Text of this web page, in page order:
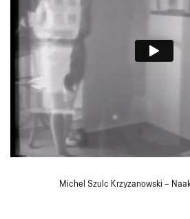
Michel Szulc Krzyzanowski –